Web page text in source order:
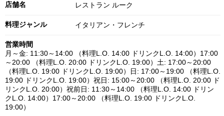
店舗名 レストラン ルーク
料理ジャンル イタリアン・フレンチ
営業時間
月～金: 11:30～14:00 （料理L.O. 14:00 ドリンクL.O. 14:00）17:00
～20:00 （料理L.O. 20:00 ドリンクL.O. 19:00）土: 17:00～20:00
（料理L.O. 19:00 ドリンクL.O. 19:00）日: 17:00～19:00 （料理L.O.
19:00 ドリンクL.O. 19:00）祝日: 15:00～20:00 （料理L.O. 20:00 ド
リンクL.O. 20:00）祝前日: 11:30～14:00 （料理L.O. 14:00 ドリン
クL.O. 14:00）17:00～20:00 （料理L.O. 19:00 ドリンクL.O.
19:00）